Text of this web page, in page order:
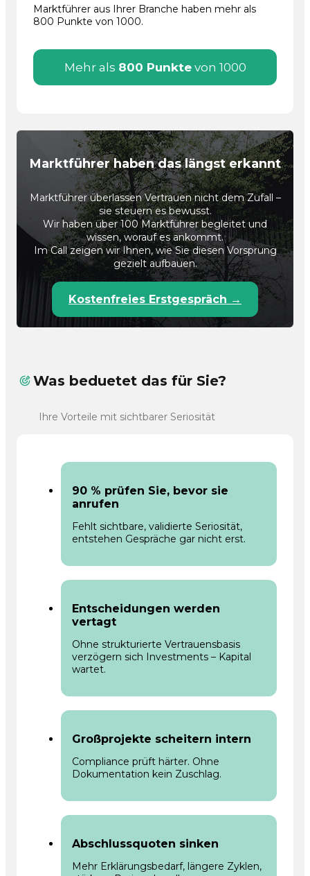
Marktführer aus Ihrer Branche haben mehr als
800 Punkte von 1000.
Mehr als 800 Punktevon 1000
Marktführer haben das längst erkannt
Marktführer überlassen Vertrauen nicht dem Zufall –
sie steuern es bewusst.
Wir haben über 100 Marktführer begleitet und
wissen, worauf es ankommt.
Im Call zeigen wir Ihnen, wie Sie diesen Vorsprung
gezielt aufbauen.
Kostenfreies Erstgespräch →
Was beduetet das für Sie?
Ihre Vorteile mit sichtbarer Seriosität
90 % prüfen Sie, bevor sie
anrufen
Fehlt sichtbare, validierte Seriosität,
entstehen Gespräche gar nicht erst.
Entscheidungen werden
vertagt
Ohne strukturierte Vertrauensbasis
verzögern sich Investments – Kapital
wartet.
Großprojekte scheitern intern
Compliance prüft härter. Ohne
Dokumentation kein Zuschlag.
Abschlussquoten sinken
Mehr Erklärungsbedarf, längere Zyklen,